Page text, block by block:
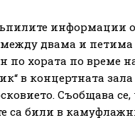
информации
между двама и
по хората по време
в концертната
Съобщава се,
са били в